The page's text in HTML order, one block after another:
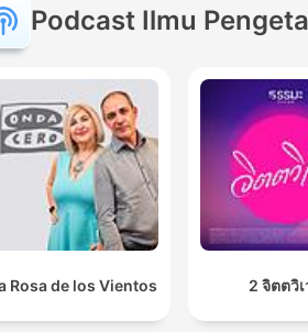
Podcast Ilmu
Rosa de los Vientos 2 จิตตวิ